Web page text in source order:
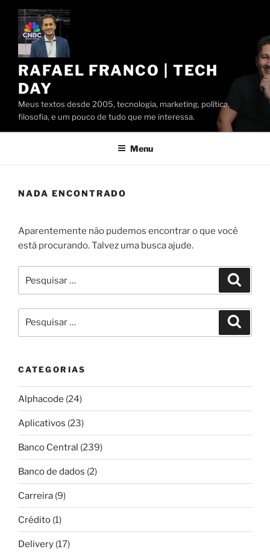
Pular
conteúdo
RAFAEL FRANCO | TECH
DAY
Meus textos desde 2005, tecnologia, marketing, política,
filosofia, e um pouco de tudo que me interessa.
Menu
NADA ENCONTRADO
Aparentemente não pudemos encontrar o que você
está procurando. Talvez uma busca ajude.
por:
por:
CATEGORIAS
Alphacode (24)
Aplicativos (23)
Banco Central (239)
Banco de dados (2)
Carreira (9)
Crédito (1)
Delivery (17)